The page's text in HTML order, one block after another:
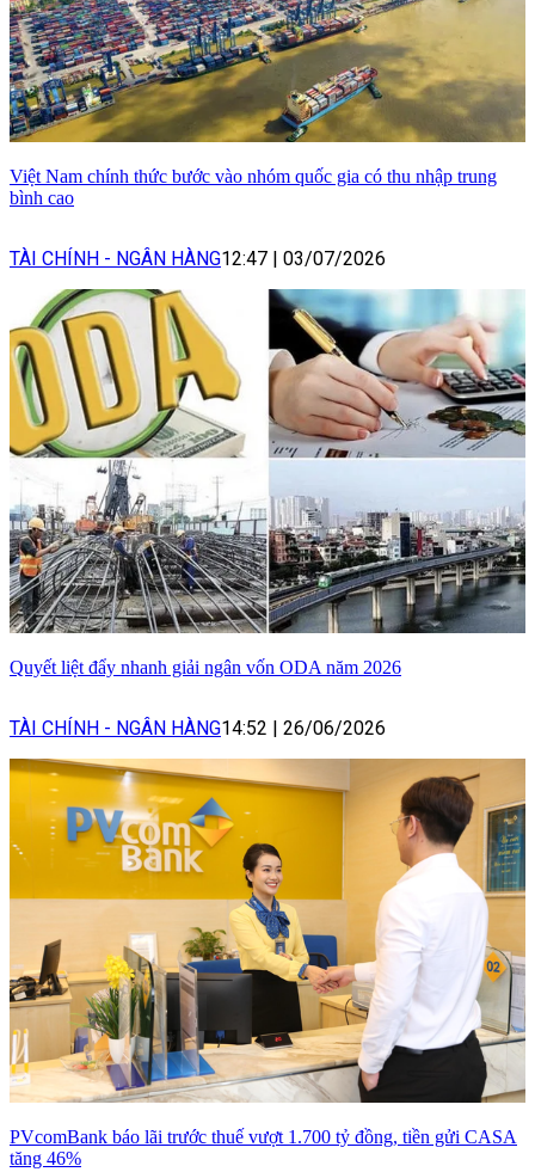
Việt Nam chính thức bước vào nhóm quốc gia có thu nhập trung
bình cao
TÀI CHÍNH - NGÂN HÀNG12:47 03/07/2026
Quyết liệt đẩy nhanh giải ngân vốn ODA năm 2026
TÀI CHÍNH - NGÂN HÀNG14:52 26/06/2026
PVcomBank báo lãi trước thuế vượt 1.700 tỷ đồng, tiền gửi CASA
tăng 46%